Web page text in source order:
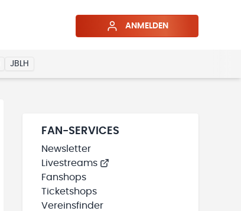
ANMELDEN
JBLH
FAN-SERVICES
Newsletter
Livestreams
Fanshops
Ticketshops
Vereinsfinder